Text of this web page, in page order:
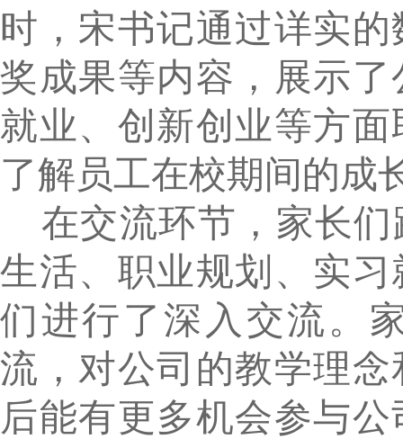
时，宋书记通过详实的
奖成果等内容，展示
就业、创新创业等方面
了解员工在校期间的成
在交流环节， 家长
生活、 职业规划、实
们进行了 深入交流。
流， 对公司的教学理
后能有更多机会参与